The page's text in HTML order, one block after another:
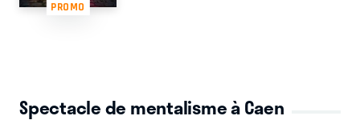
PROMO
Spectacle de mentalisme à Caen